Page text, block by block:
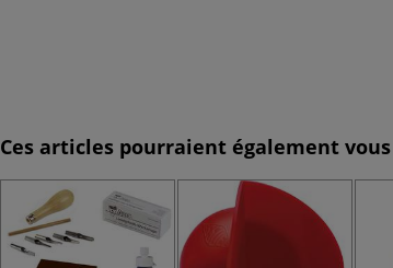
Ces articles pourraient également